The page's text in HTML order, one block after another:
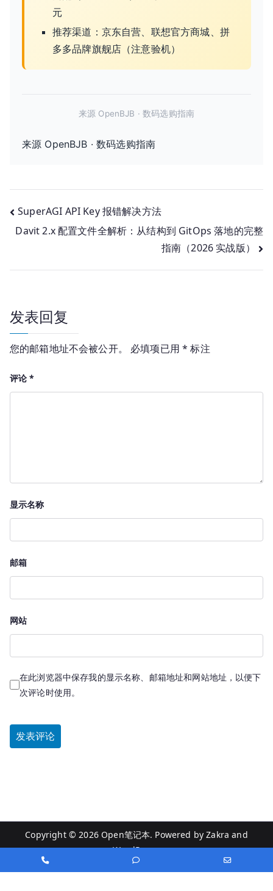
元
推荐渠道：京东自营、联想官方商城、拼
多多品牌旗舰店（注意验机）
来源 OpenBJB · 数码选购指南
来源 OpenBJB · 数码选购指南
文
章
导
SuperAGI API Key 报错解决方法
Davit 2.x 配置文件全解析：从结构到 GitOps 落地的完整
指南（2026 实战版）
发表回复
您的邮箱地址不会被公开。 必填项已用* 标注
评论*
显示名称
邮箱
网站
在此浏览器中保存我的显示名称、邮箱地址和网站地址，以便下
次评论时使用。
Copyright © 2026 Open笔记本. Powered byZakra and
WordPress.
Number
Number
Address